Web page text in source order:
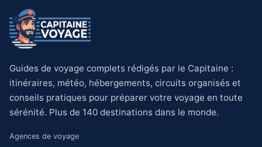
Guides de voyage complets rédigés par le Capitaine :
itinéraires, météo, hébergements, circuits organisés et
conseils pratiques pour préparer votre voyage en toute
sérénité. Plus de 140 destinations dans le monde.
Agences de voyage